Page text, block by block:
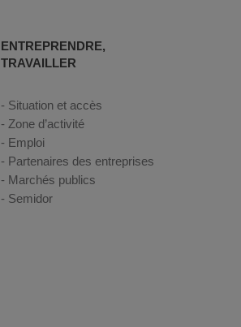
ENTREPRENDRE,
TRAVAILLER
Situation et accès
Zone d’activité
Emploi
Partenaires des entreprises
Marchés publics
Semidor